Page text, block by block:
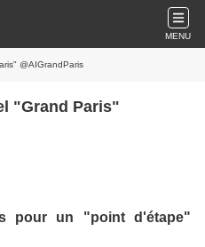
MENU
@AIGrandParis
"Grand Paris"
pour un "point d'étape"